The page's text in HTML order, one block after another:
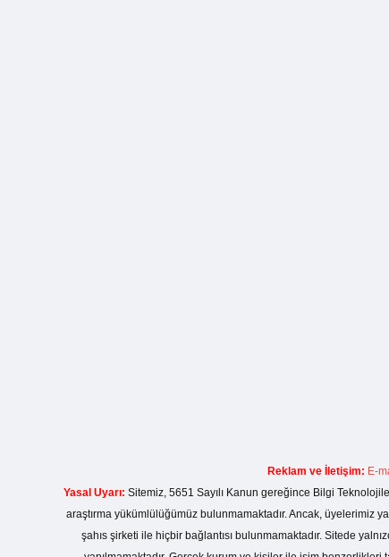
Reklam ve İletişim: E-
Yasal Uyarı: Sitemiz, 5651 Sayılı Kanun gereğince Bilgi
araştırma yükümlülüğümüz bulunmamaktadır. Ancak, üyelerimiz
şahıs şirketi ile hiçbir bağlantısı bulunmamaktadır. Sitede